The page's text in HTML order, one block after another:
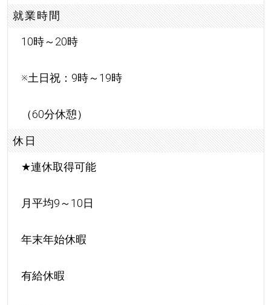
就業時間
10時～20時
※土日祝：9時～19時
（60分休憩）
休日
★連休取得可能
月平均9～10日
年末年始休暇
有給休暇